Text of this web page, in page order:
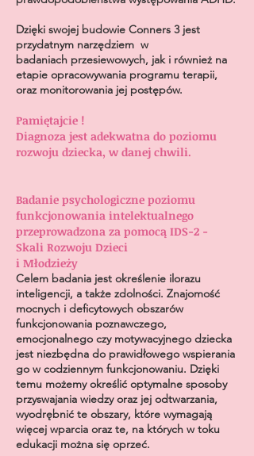
Dzięki swojej budowie Conners 3 jest
przydatnym narzędziem w
badaniach przesiewowych, jak i również na
etapie opracowywania programu terapii,
oraz monitorowania jej postępów.
Pamiętajcie !
Diagnoza jest adekwatna do poziomu
rozwoju dziecka, w danej chwili.
Badanie psychologiczne poziomu
funkcjonowania intelektualnego
przeprowadzona za pomocą IDS-2 -
Skali Rozwoju Dzieci
i Młodzieży
Celem badania jest określenie ilorazu
inteligencji, a także zdolności. Znajomość
mocnych i deficytowych obszarów
funkcjonowania poznawczego,
emocjonalnego czy motywacyjnego dziecka
jest niezbędna do prawidłowego wspierania
go w codziennym funkcjonowaniu. Dzięki
temu możemy określić optymalne sposoby
przyswajania wiedzy oraz jej odtwarzania,
wyodrębnić te obszary, które wymagają
więcej wparcia oraz te, na których w toku
edukacji można się oprzeć.